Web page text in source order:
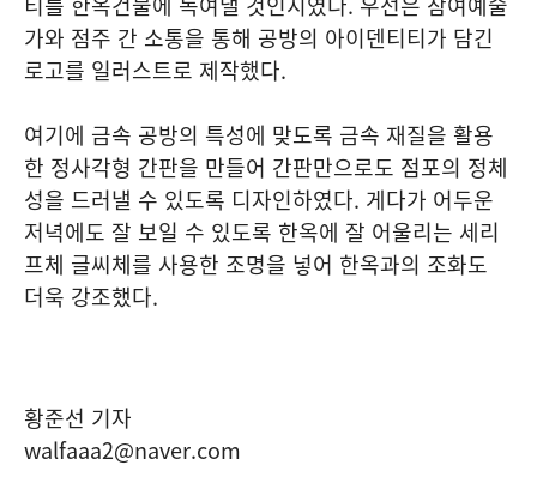
가와 점주 간 소통을 통해 공방의 아이덴티티가 담긴
로고를 일러스트로 제작했다.
여기에 금속 공방의 특성에 맞도록 금속 재질을 활용
한 정사각형 간판을 만들어 간판만으로도 점포의 정체
성을 드러낼 수 있도록 디자인하였다. 게다가 어두운
저녁에도 잘 보일 수 있도록 한옥에 잘 어울리는 세리
프체 글씨체를 사용한 조명을 넣어 한옥과의 조화도
더욱 강조했다.
황준선 기자
walfaaa2@naver.com